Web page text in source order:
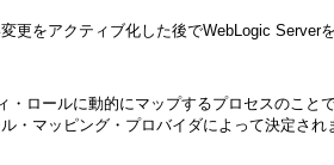
をアクティブ化した後でWebLogic Server
ロールに動的にマップするプロセスのこ
マッピング・プロバイダによって決定さ